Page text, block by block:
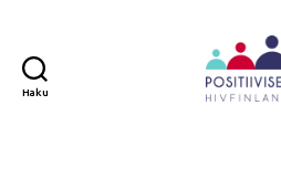
Haku